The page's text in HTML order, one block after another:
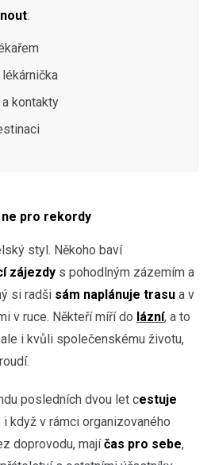
:
kontakty
pro rekordy
styl. Někoho baví
zájezdy s pohodlným zázemím a
si radši sám naplánuje trasu a v
v ruce. Někteří míří do lázní, a to
i kvůli společenskému životu,
posledních dvou let cestuje
i když v rámci organizovaného
doprovodu, majíčas pro sebe,